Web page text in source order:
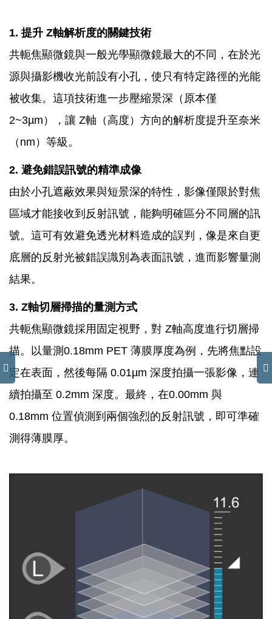
1. 提升 Z軸解析度的關鍵技術
共軛焦顯微鏡與一般光學顯微鏡最大的不同，在於光
源與攝影機收光前設有小孔，使只有特定路徑的光能
被收集。這項技術進一步壓縮景深（原本僅
2~3µm），讓 Z軸（高度）方向的解析度提升至奈米
（nm）等級。
2. 避免錯誤訊號的精準成像
由於小孔遮蔽效果與短景深的特性，影像僅限於對焦
區域才能接收到反射訊號，能夠明確區分不同層的訊
號。這可有效避免透光材料造成的誤判，像是來自更
底層的反射光被錯誤識別為表面訊號，進而影響量測
結果。
3. Z軸切層掃描的量測方式
共軛焦顯微鏡採用固定視野，對 Z軸高度進行切層掃
描。以量測0.18mm PET 薄膜厚度為例，先將焦點設
定在表面，然後每隔 0.01µm 深度拍攝一張影像，連
續拍攝至 0.2mm 深度。最終，在0.00mm 與
0.18mm 位置偵測到兩個強烈的反射訊號，即可準確
測得薄膜厚。